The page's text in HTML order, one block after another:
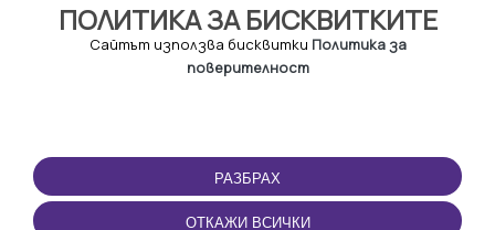
ПОЛИТИКА ЗА БИСКВИТКИТЕ
Сайтът използва бисквитки Политика за
поверителност
РАЗБРАХ
ОТКАЖИ ВСИЧКИ
ПОЛЗВАНЕ
Правила и условия за
ползване
ПРИЛОЖЕНИЕТО